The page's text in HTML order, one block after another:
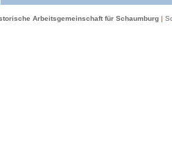
Arbeitsgemeinschaft für Schaumburg |